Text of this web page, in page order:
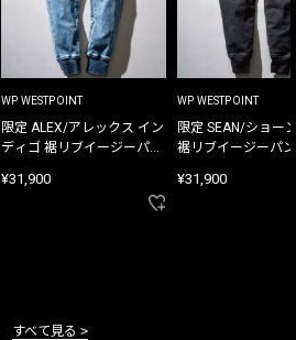
WP WESTPOINT
限定 ALEX/アレックス イン
ディゴ 裾リブイージーパン
¥31,900
WP WESTPOINT
限定 SEAN/ショー
裾リブイージーパ
¥31,900
すべて見る